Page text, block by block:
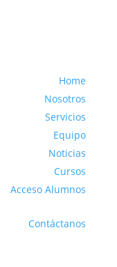
Home
Nosotros
Servicios
Equipo
Noticias
Cursos
Acceso Alumnos
Contáctanos